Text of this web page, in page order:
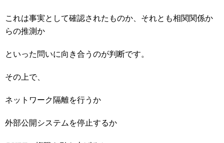
これは事実として確認されたものか、それとも相関関係か
らの推測か
といった問いに向き合うのが判断です。
その上で、
ネットワーク隔離を行うか
外部公開システムを停止するか